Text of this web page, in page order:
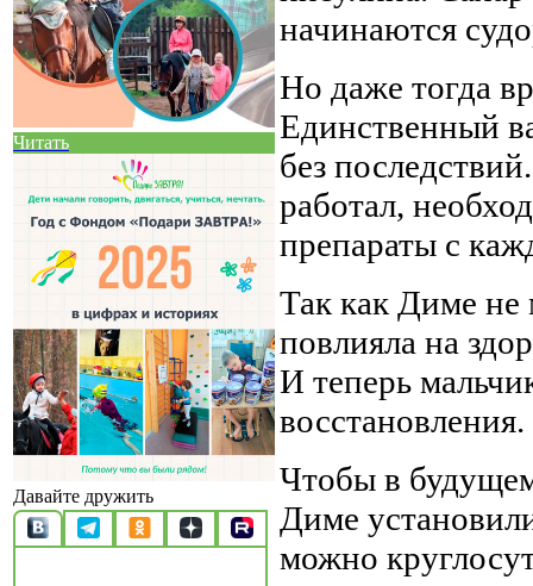
Читать
Давайте дружить
начинаются
Но даже тогда
Единственный
без
работал,
препараты с
Так как Диме не
повлияла на
И теперь
восстановления.
Чтобы в
Диме
можно